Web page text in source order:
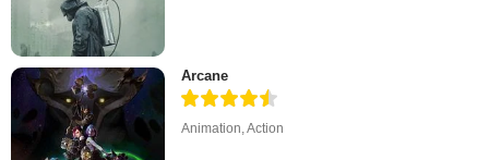
Arcane
Animation ,Action